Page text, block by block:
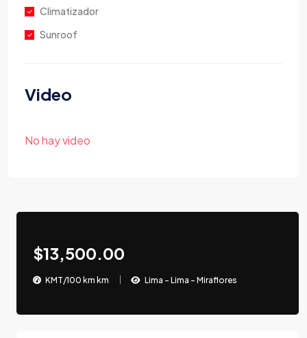
Climatizador
Sunroof
Video
No hay video
$13,500.00
KMT/100 km km Lima - Lima - Miraflores